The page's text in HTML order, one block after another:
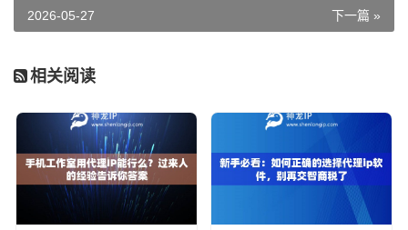
下一篇 »
2026-05-27
相关阅读